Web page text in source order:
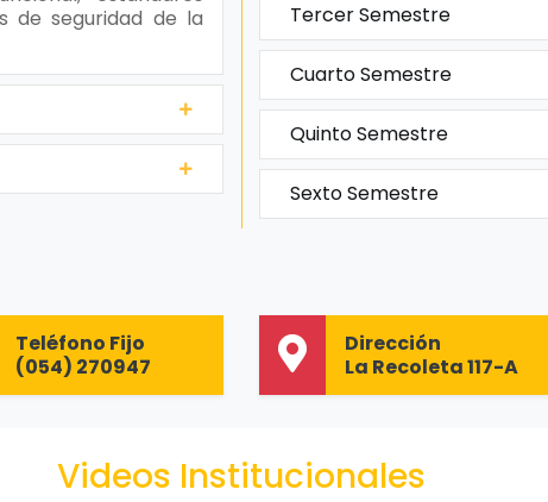
de seguridad de la
Tercer Semestre
Cuarto Semestre
Quinto Semestre
Sexto Semestre
Teléfono Fijo
(054) 270947
Dirección
La Recoleta 117-A
Videos Institucionales